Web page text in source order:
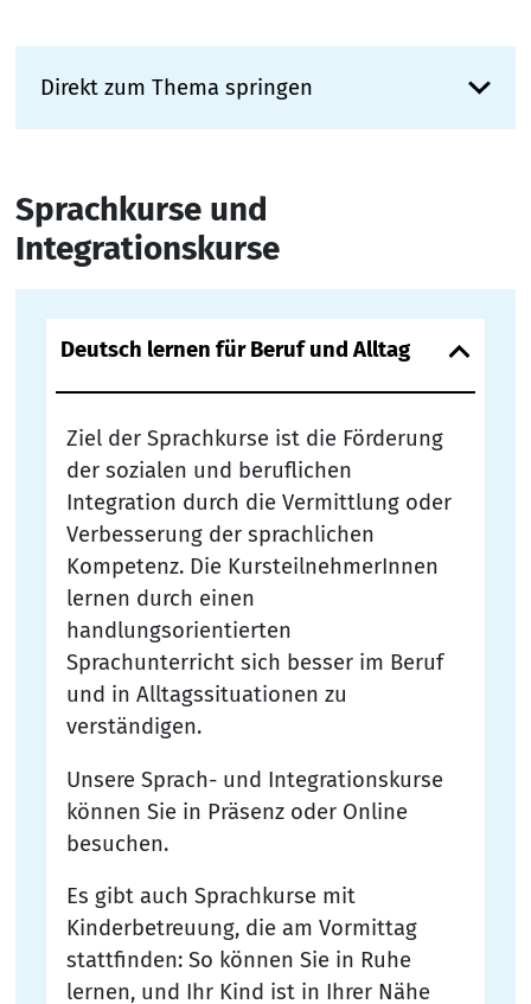
Direkt zum Thema springen
Sprachkurse und
Integrationskurse
Deutsch lernen für Beruf und Alltag
Ziel der Sprachkurse ist die Förderung
der sozialen und beruflichen
Integration durch die Vermittlung oder
Verbesserung der sprachlichen
Kompetenz. Die KursteilnehmerInnen
lernen durch einen
handlungsorientierten
Sprachunterricht sich besser im Beruf
und in Alltagssituationen zu
verständigen.
Unsere Sprach- und Integrationskurse
können Sie in Präsenz oder Online
besuchen.
Es gibt auch Sprachkurse mit
Kinderbetreuung, die am Vormittag
stattfinden: So können Sie in Ruhe
lernen, und Ihr Kind ist in Ihrer Nähe